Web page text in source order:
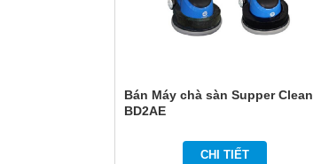
Bán Máy chà sàn Supper Clean
BD2AE
CHI TIẾT